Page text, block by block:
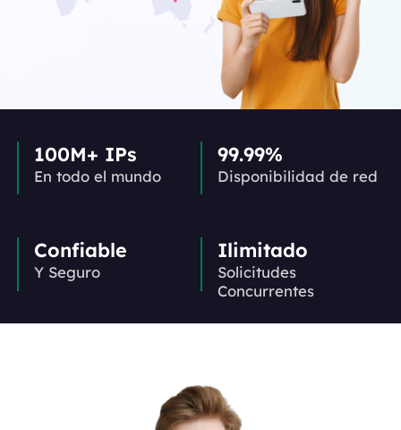
100M+ IPs
En todo el mundo
99.99%
Disponibilidad de red
Confiable
Y Seguro
Ilimitado
Solicitudes
Concurrentes